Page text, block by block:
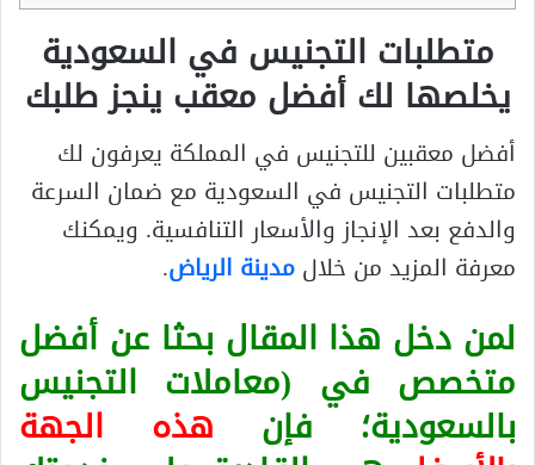
متطلبات التجنيس في السعودية
يخلصها لك أفضل معقب ينجز طلبك
أفضل معقبين للتجنيس في المملكة يعرفون لك
متطلبات التجنيس في السعودية مع ضمان السرعة
والدفع بعد الإنجاز والأسعار التنافسية. ويمكنك
معرفة المزيد من خلالمدينة الرياض.
لمن دخل هذا المقال بحثا عن أفضل
متخصص في (معاملات التجنيس
بالسعودية؛ فإن هذه الجهة